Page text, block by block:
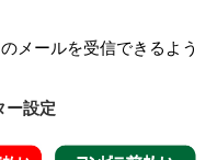
メールを受信できるよう
ー設定